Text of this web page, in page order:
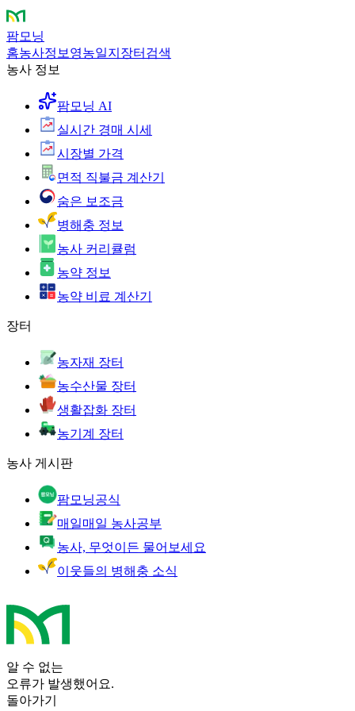
팜모닝
홈농사정보 영농일지 장터 검색
농사 정보
팜모닝 AI
실시간 경매 시세
시장별 가격
면적 직불금 계산기
숨은 보조금
병해충 정보
농사 커리큘럼
농약 정보
농약 비료 계산기
장터
농자재 장터
농수산물 장터
생활잡화 장터
농기계 장터
농사 게시판
팜모닝공식
매일매일 농사공부
농사, 무엇이든 물어보세요
이웃들의 병해충 소식
알 수 없는
오류가 발생했어요.
돌아가기